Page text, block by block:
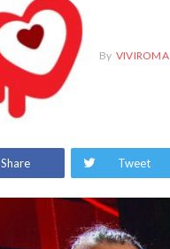
By VIVIROMA
Share Tweet